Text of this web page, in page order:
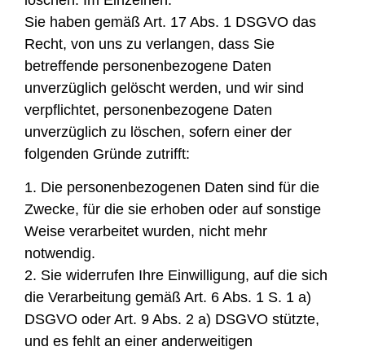
Sie haben gemäß Art. 17 Abs. 1 DSGVO das
Recht, von uns zu verlangen, dass Sie
betreffende personenbezogene Daten
unverzüglich gelöscht werden, und wir sind
verpflichtet, personenbezogene Daten
unverzüglich zu löschen, sofern einer der
folgenden Gründe zutrifft:
1. Die personenbezogenen Daten sind für die
Zwecke, für die sie erhoben oder auf sonstige
Weise verarbeitet wurden, nicht mehr
notwendig.
2. Sie widerrufen Ihre Einwilligung, auf die sich
die Verarbeitung gemäß Art. 6 Abs. 1 S. 1 a)
DSGVO oder Art. 9 Abs. 2 a) DSGVO stützte,
und es fehlt an einer anderweitigen